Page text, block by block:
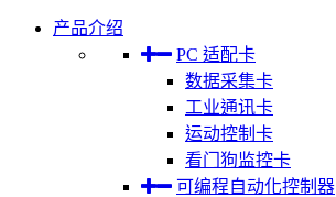
产品介绍
PC 适配卡
数据采集卡
工业通讯卡
运动控制卡
看门狗监控卡
可编程自动化控制器